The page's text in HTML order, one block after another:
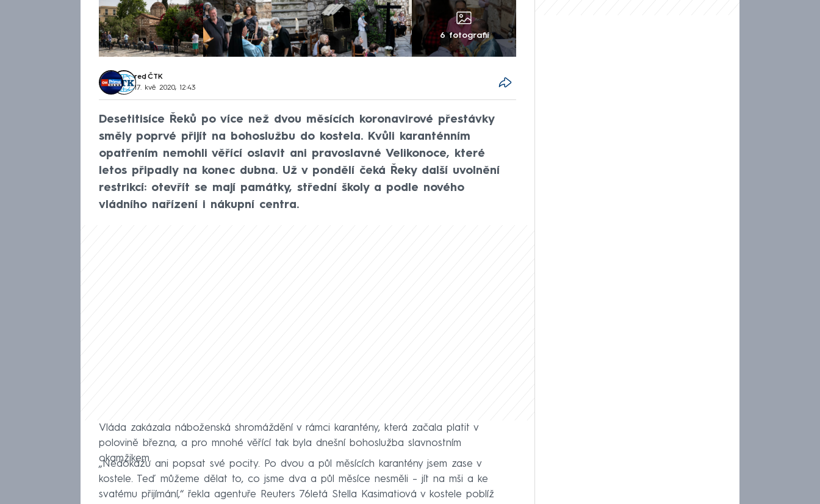
6 fotografií
red, ČTK
17. kvě 2020, 12:43
Desetitisíce Řeků po více než dvou měsících koronavirové přestávky
směly poprvé přijít na bohoslužbu do kostela. Kvůli karanténním
opatřením nemohli věřící oslavit ani pravoslavné Velikonoce, které
letos připadly na konec dubna. Už v pondělí čeká Řeky další uvolnění
restrikcí: otevřít se mají památky, střední školy a podle nového
vládního nařízení i nákupní centra.
Vláda zakázala náboženská shromáždění v rámci karantény, která začala platit v
polovině března, a pro mnohé věřící tak byla dnešní bohoslužba slavnostním
okamžikem.
„Nedokážu ani popsat své pocity. Po dvou a půl měsících karantény jsem zase v
kostele. Teď můžeme dělat to, co jsme dva a půl měsíce nesměli – jít na mši a ke
svatému přijímání,“ řekla agentuře Reuters 76letá Stella Kasimatiová v kostele poblíž